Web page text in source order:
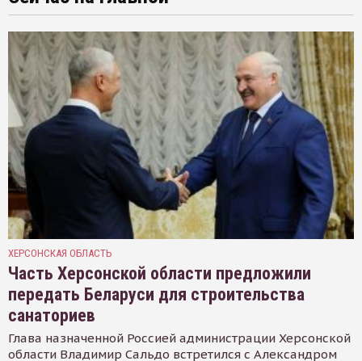
ХЕРСОНСКАЯ ОБЛАСТЬ
Часть Херсонской области предложили
передать Беларуси для строительства
санаториев
Глава назначенной Россией администрации Херсонской
области Владимир Сальдо встретился с Александром